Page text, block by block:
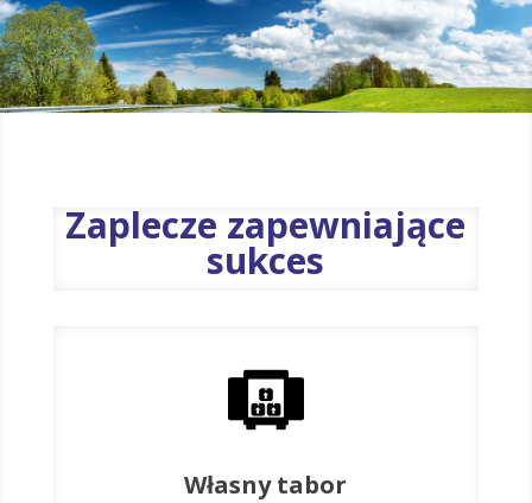
Zaplecze zapewniające
sukces
Własny tabor